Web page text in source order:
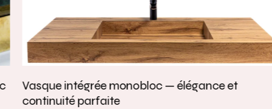
Vasque intégrée monobloc — élégance et
continuité parfaite